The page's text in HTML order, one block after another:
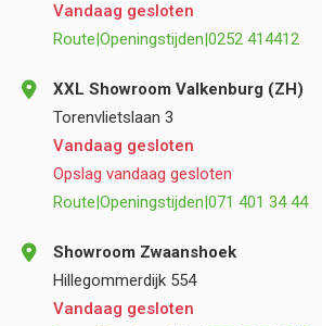
Vandaag gesloten
Route|Openingstijden|0252 414412
XXL Showroom Valkenburg (ZH)
Torenvlietslaan 3
Vandaag gesloten
Opslag vandaag gesloten
Route|Openingstijden|071 401 34 44
Showroom Zwaanshoek
Hillegommerdijk 554
Vandaag gesloten